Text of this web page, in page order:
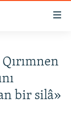
bir silâ»